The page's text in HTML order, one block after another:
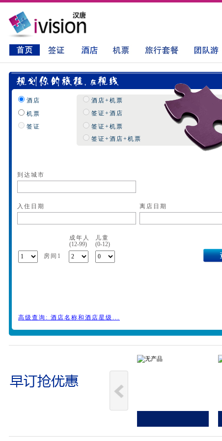
酒店
机票
签证
酒店+机票
签证+机票
签证+酒店
签证+酒店+机票
到达城市
入住日期 离店日期
成年人
儿童
(12-99)
(0-12)
房间1
高级查询: 酒店名称和酒店星级...